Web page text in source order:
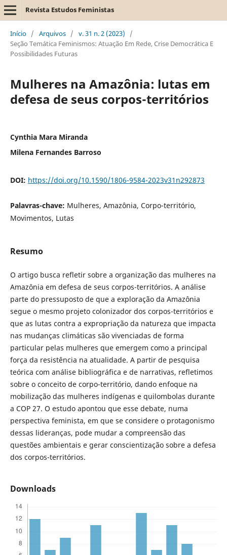
Revista Estudos Feministas
Início / Arquivos / v. 31 n. 2 (2023)
/
Seção Temática Feminismos: Atuação Em Rede, Crise Democrática E
Possibilidades Futuras
Mulheres na Amazônia: lutas em
defesa de seus corpos-territórios
Cynthia Mara Miranda
Milena Fernandes Barroso
DOI: https://doi.org/10.1590/1806-9584-2023v31n292873
Palavras-chave: Mulheres, Amazônia, Corpo-território,
Movimentos, Lutas
Resumo
O artigo busca refletir sobre a organização das mulheres na
Amazônia em defesa de seus corpos-territórios. A análise
parte do pressuposto de que a exploração da Amazônia
segue o mesmo projeto colonizador dos corpos-territórios e
que as lutas contra a expropriação da natureza que impacta
nas mudanças climáticas são vivenciadas de forma
particular pelas mulheres que emergem como a principal
força da resistência na atualidade. A partir de pesquisa
teórica com análise bibliográfica e de narrativas, refletimos
sobre o conceito de corpo-território, dando enfoque na
mobilização das mulheres indígenas e quilombolas durante
a COP 27. O estudo apontou que esse debate, numa
perspectiva feminista, em que se considere o protagonismo
dessas lideranças, pode mudar a compreensão das
questões ambientais e gerar conscientização sobre a defesa
dos corpos-territórios.
Downloads